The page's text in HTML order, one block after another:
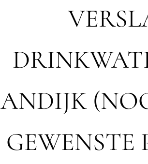
ANDIJK
GEWENSTE